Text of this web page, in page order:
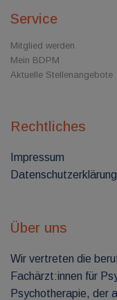
Service
Mitglied werden
Mein BDPM
Aktuelle Stellenangebote
Rechtliches
Impressum
Datenschutzerklärung
Über uns
Wir vertreten die
Fachärzt:innen für
Psychotherapie, der